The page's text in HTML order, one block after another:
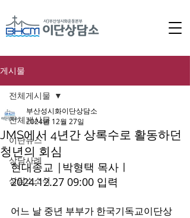
게시물
전체게시물
이단뉴스
상담사례
상담소소식
전체게시물
JMS에서 4년간 상록수로 활동하던
청년의 회심
부산성시화이단상담소
2024년 12월 27일
현대종교 | 박형택 목사ㅣ
2024.12.27 09:00 입력
어느 날 중년 부부가 한국기독교이단상